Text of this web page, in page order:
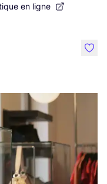
en ligne
like